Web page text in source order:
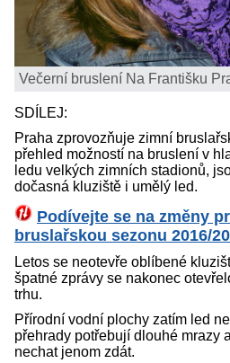
Večerní bruslení Na Františku
SDÍLEJ:
Praha zprovozňuje zimní
přehled možností na bruslení v
ledu velkých zimních stadionů,
dočasná kluziště i umělý led.
Podívejte se na změny
bruslařskou sezonu 2016/
Letos se neotevře oblíbené
špatné zprávy se nakonec
trhu.
Přírodní vodní plochy zatím led
přehrady potřebují dlouhé mrazy
nechat jenom zdát.